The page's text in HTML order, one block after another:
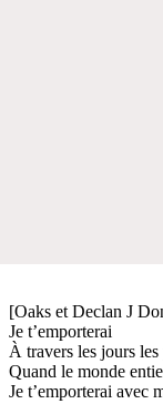
[Oaks et Declan J
Je t’emporterai
À travers les jours les
Quand le monde
Je t’emporterai avec